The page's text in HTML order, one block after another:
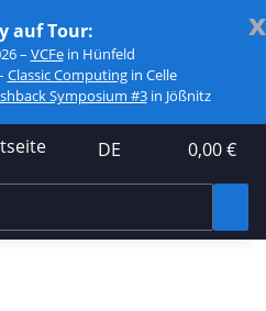
x
auf Tour:
– VCFein Hünfeld
Classic Computingin Celle
Symposium #3in Jößnitz
DE 0,00 €